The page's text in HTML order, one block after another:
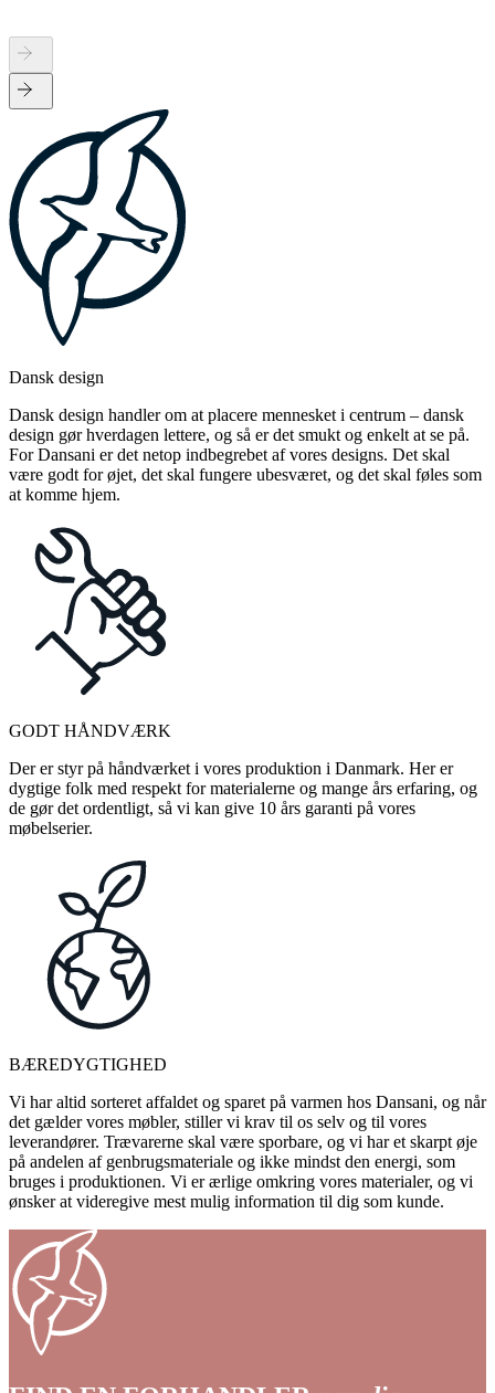
Dansk design
Dansk design handler om at placere mennesket i centrum – dansk
design gør hverdagen lettere, og så er det smukt og enkelt at se på.
For Dansani er det netop indbegrebet af vores designs. Det skal
være godt for øjet, det skal fungere ubesværet, og det skal føles som
at komme hjem.
GODT HÅNDVÆRK
Der er styr på håndværket i vores produktion i Danmark. Her er
dygtige folk med respekt for materialerne og mange års erfaring, og
de gør det ordentligt, så vi kan give 10 års garanti på vores
møbelserier.
BÆREDYGTIGHED
Vi har altid sorteret affaldet og sparet på varmen hos Dansani, og når
det gælder vores møbler, stiller vi krav til os selv og til vores
leverandører. Trævarerne skal være sporbare, og vi har et skarpt øje
på andelen af genbrugsmateriale og ikke mindst den energi, som
bruges i produktionen. Vi er ærlige omkring vores materialer, og vi
ønsker at videregive mest mulig information til dig som kunde.